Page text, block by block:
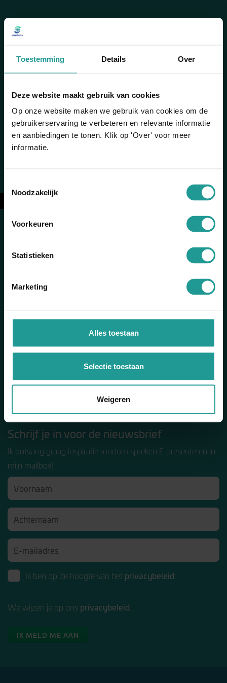
Toestemming Details Over
Deze website maakt gebruik van cookies
Op onze website maken we gebruik van cookies om de
gebruikerservaring te verbeteren en relevante informatie
en aanbiedingen te tonen. Klik op 'Over' voor meer
informatie.
Noodzakelijk
Voorkeuren
Statistieken
Marketing
Alles toestaan
Selectie toestaan
Weigeren
Meest gekozen trainingen
Spreekangst wordt Stemkracht
Storytelling
Informatie
Spreekangst – de ultieme handleiding
Jezelf voorstellen op een originele manier
5 tips voor overtuigend presenteren
06-58015522
BTW-id: NL861409528B01
Socials
Gratis downloads
E-book voorbereiding
Schrijf je in voor de nieuwsbrief
Ik ontvang graag inspiratie rondom spreken & presenteren in
mijn mailbox!
Ik ben op de hoogte van het privacybeleid.
We wijzen je op ons privacybeleid.
IK MELD ME AAN